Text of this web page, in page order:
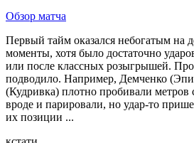
Обзор матча
Первый тайм оказался небогатым на
моменты, хотя было достаточно
или после классных розыгрышей.
подводило. Например, Демченко
(Кудривка) плотно пробивали метров
вроде и парировали, но удар-то
их позиции ...